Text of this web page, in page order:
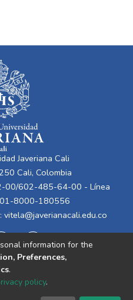
Javeriana Cali
Cali, Colombia
00/602-485-64-00 - Línea
8000-180556
vitela@javerianacali.edu.co
information for the
Preferences,
.
policy.